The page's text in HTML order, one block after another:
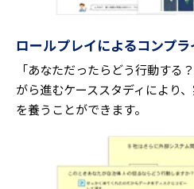
ロールプレイによるコンプ
「あなただったらどう行動する
がら進むケーススタディにより
を養うことができます。